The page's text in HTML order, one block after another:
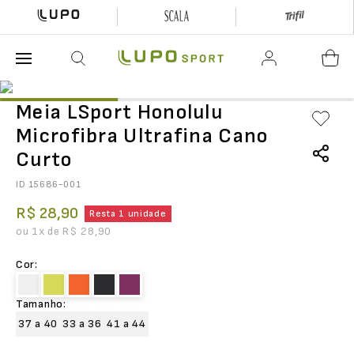
Meia LSport Honolulu
Microfibra Ultrafina Cano
Curto
ID 15686-001
R$ 28,90 Resta 1 unidade
ou 1x de R$ 28,90
Cor:
Tamanho:
37 a 40 33 a 36 41 a 44